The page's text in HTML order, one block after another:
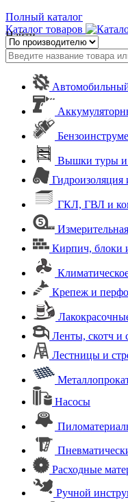
Полный каталог
Каталог товаров
Найти
Вышки туры и
Гидроизоляция
ГКЛ, ГВЛ и
Кирпич, блоки
Крепеж и
Ленты, скотч и
Лестницы и
Насосы
Расходные
Ручной